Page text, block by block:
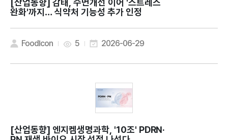
[산업동향]
완화'까지… 식약처 기능성 추가 인정
FoodIcon 5 2026-06-29
[산업동향]